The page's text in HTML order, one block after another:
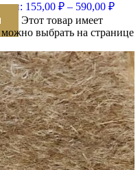
155,00 ₽ – 590,00 ₽
Этот товар имеет
выбрать на странице